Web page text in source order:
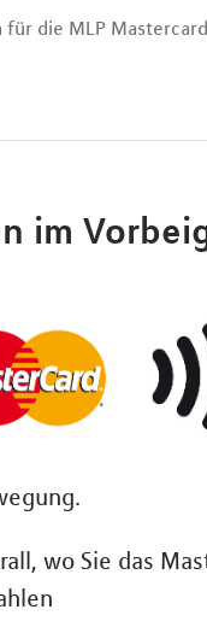
für die MLP
im
wo Sie das